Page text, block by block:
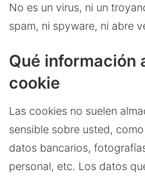
No es un virus, ni un
spam, ni spyware, ni abre
Qué información
cookie
Las cookies no suelen
sensible sobre usted,
datos bancarios,
personal, etc. Los datos